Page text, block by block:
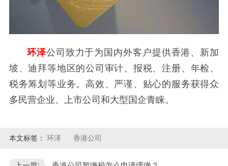
环泽公司致力于为国内外客户提供香港、新加
坡、迪拜等地区的公司审计、报税、注册、年检、
税务筹划等业务。高效、严谨、贴心的服务获得众
多民营企业、上市公司和大型国企青睐。
本文标签： 环泽 香港公司